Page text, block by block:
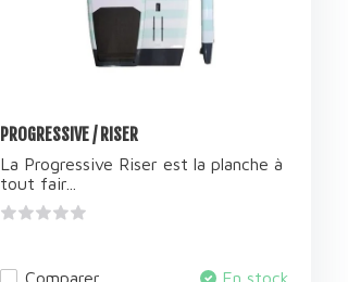
PROGRESSIVE / RISER
La Progressive Riser est la planche à
tout fair...
Comparer En stock